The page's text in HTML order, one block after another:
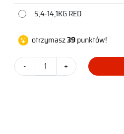
5,4-14,1KG RED
otrzymasz39punktów!
- +